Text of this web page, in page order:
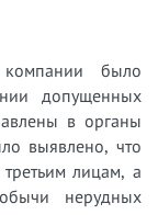
было
допущенных
в органы
выявлено, что
лицам, а
нерудных